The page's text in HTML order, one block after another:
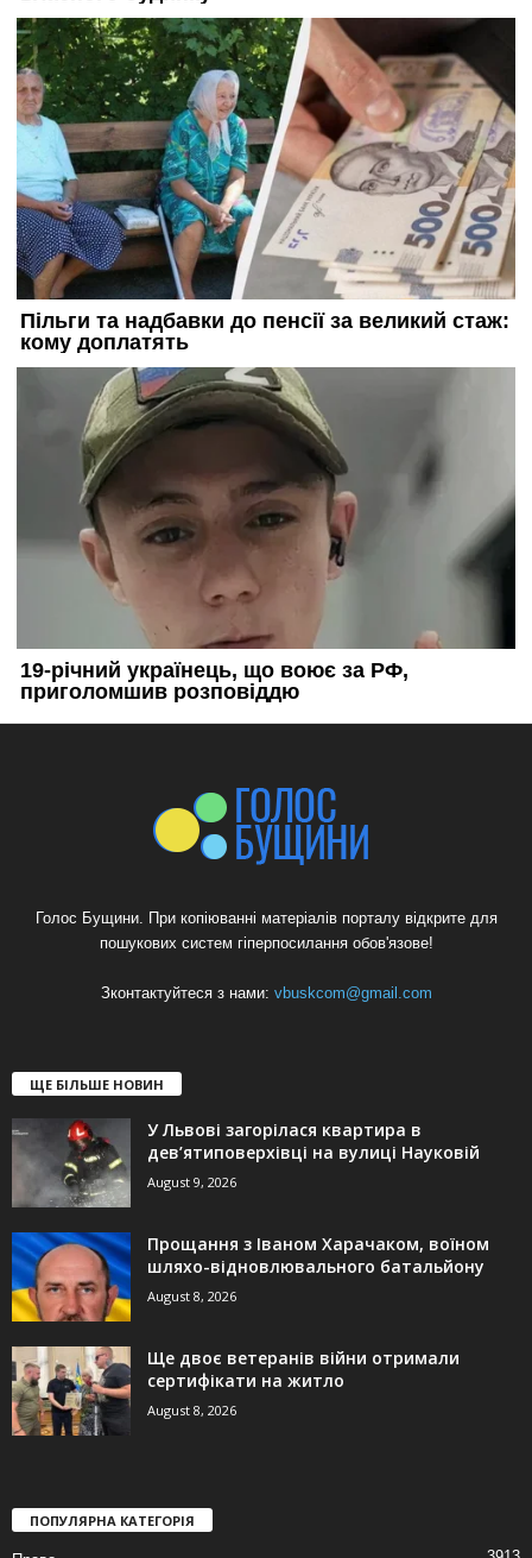
Голос Бущини. При копіюванні матеріалів порталу відкрите для
пошукових систем гіперпосилання обов'язове!
Зконтактуйтеся з нами: vbuskcom@gmail.com
ЩЕ БІЛЬШЕ НОВИН
У Львові загорілася квартира в
дев’ятиповерхівці на вулиці Науковій
August 9, 2026
Прощання з Іваном Харачаком, воїном
шляхо-відновлювального батальйону
August 8, 2026
Ще двоє ветеранів війни отримали
сертифікати на житло
August 8, 2026
ПОПУЛЯРНА КАТЕГОРІЯ